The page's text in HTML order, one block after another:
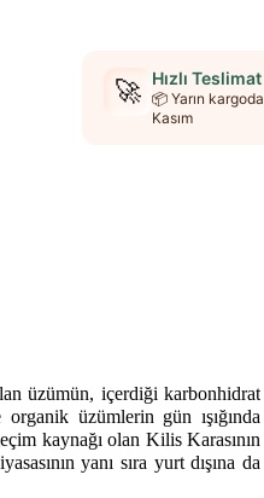
🚀 Hızlı Teslimat
📦 Yarın
Kasım
üzümün, içerdiği karbonhidrat
üzümlerin gün ışığında
kaynağı olan Kilis Karasının
yanı sıra yurt dışına da